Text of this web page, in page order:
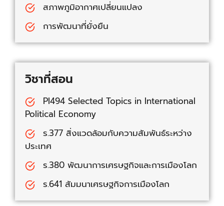
สภาพภูมิอากาศเปลี่ยนแปลง
การพัฒนาที่ยั่งยืน
วิชาที่สอน
PI494 Selected Topics in International
Political Economy
ร.377 สิ่งแวดล้อมกับความสัมพันธ์ระหว่าง
ประเทศ
ร.380 พัฒนาการเศรษฐกิจและการเมืองโลก
ร.641 สัมมนาเศรษฐกิจการเมืองโลก